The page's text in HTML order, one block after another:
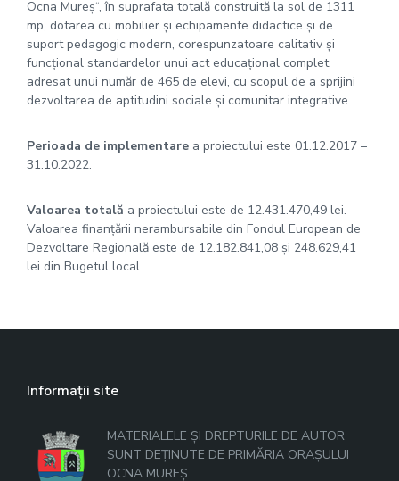
Ocna Mureş“, în suprafata totală construită la sol de 1311
mp, dotarea cu mobilier şi echipamente didactice şi de
suport pedagogic modern, corespunzatoare calitativ şi
funcţional standardelor unui act educaţional complet,
adresat unui număr de 465 de elevi, cu scopul de a sprijini
dezvoltarea de aptitudini sociale şi comunitar integrative.
Perioada de implementare a proiectului este 01.12.2017 –
31.10.2022.
Valoarea totală a proiectului este de 12.431.470,49 lei.
Valoarea finanţării nerambursabile din Fondul European de
Dezvoltare Regională este de 12.182.841,08 și 248.629,41
lei din Bugetul local.
Informații site
MATERIALELE ȘI DREPTURILE DE AUTOR
SUNT DEȚINUTE DE PRIMĂRIA ORAȘULUI
OCNA MUREȘ.